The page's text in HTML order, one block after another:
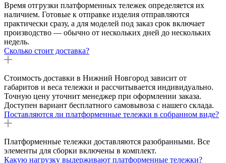
Время отгрузки платформенных тележек определяется их
наличием. Готовые к отправке изделия отправляются
практически сразу, а для моделей под заказ срок включает
производство — обычно от нескольких дней до нескольких
недель.
Сколько стоит доставка?
Стоимость доставки в Нижний Новгород зависит от
габаритов и веса тележки и рассчитывается индивидуально.
Точную цену уточнит менеджер при оформлении заказа.
Доступен вариант бесплатного самовывоза с нашего склада.
Поставляются ли платформенные тележки в собранном виде?
Платформенные тележки доставляются разобранными. Все
элементы для сборки включены в комплект.
Какую нагрузку выдерживают платформенные тележки?